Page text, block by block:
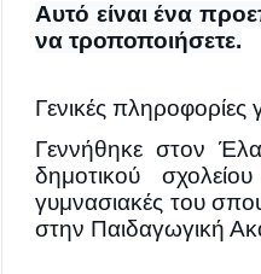
Αυτό είναι ένα
να τροποποιήσετε.
Γενικές πληροφορίες
Γεννήθηκε στον
δημοτικού
γυμνασιακές του
στην Παιδαγωγική